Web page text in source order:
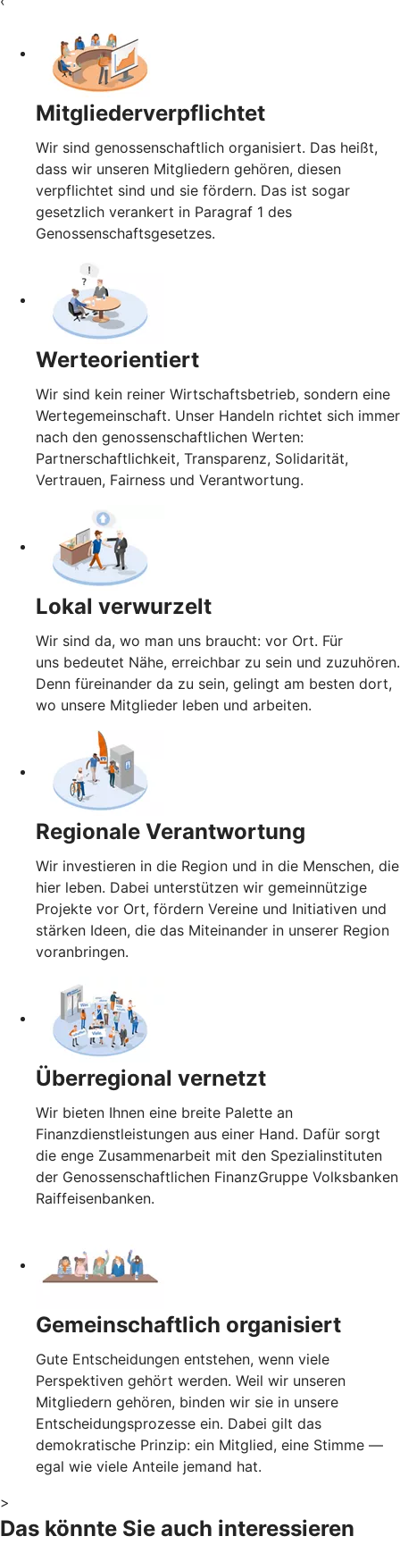
Mitgliederverpflichtet
Wir sind genossenschaftlich organisiert. Das heißt,
dass wir unseren Mitgliedern gehören, diesen
verpflichtet sind und sie fördern. Das ist sogar
gesetzlich verankert in Paragraf 1 des
Genossenschaftsgesetzes.
Werteorientiert
Wir sind kein reiner Wirtschaftsbetrieb, sondern eine
Wertegemeinschaft. Unser Handeln richtet sich immer
nach den genossenschaftlichen Werten:
Partnerschaftlichkeit, Transparenz, Solidarität,
Vertrauen, Fairness und Verantwortung.
Lokal verwurzelt
Wir sind da, wo man uns braucht: vor Ort. Für
uns bedeutet Nähe, erreichbar zu sein und zuzuhören.
Denn füreinander da zu sein, gelingt am besten dort,
wo unsere Mitglieder leben und arbeiten.
Regionale Verantwortung
Wir investieren in die Region und in die Menschen, die
hier leben. Dabei unterstützen wir gemeinnützige
Projekte vor Ort, fördern Vereine und Initiativen und
stärken Ideen, die das Miteinander in unserer Region
voranbringen.
Überregional vernetzt
Wir bieten Ihnen eine breite Palette an
Finanzdienstleistungen aus einer Hand. Dafür sorgt
die enge Zusammenarbeit mit den Spezialinstituten
der Genossenschaftlichen FinanzGruppe Volksbanken
Raiffeisenbanken.
Gemeinschaftlich organisiert
Gute Entscheidungen entstehen, wenn viele
Perspektiven gehört werden. Weil wir unseren
Mitgliedern gehören, binden wir sie in unsere
Entscheidungsprozesse ein. Dabei gilt das
demokratische Prinzip: ein Mitglied, eine Stimme —
egal wie viele Anteile jemand hat.
>
Das könnte Sie auch interessieren